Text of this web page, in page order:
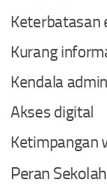
Keterbatasan
Kurang
Kendala
Akses digital
Ketimpangan
Peran